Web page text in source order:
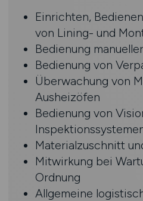
Einrichten,
von Lining- und
Bedienung
Bedienung von
Überwachung von
Ausheizöfen
Bedienung von
Materialzuschnitt
Mitwirkung bei
Ordnung
Allgemeine